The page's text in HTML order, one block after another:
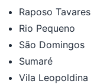
Raposo Tavares
Rio Pequeno
São Domingos
Sumaré
Vila Leopoldina